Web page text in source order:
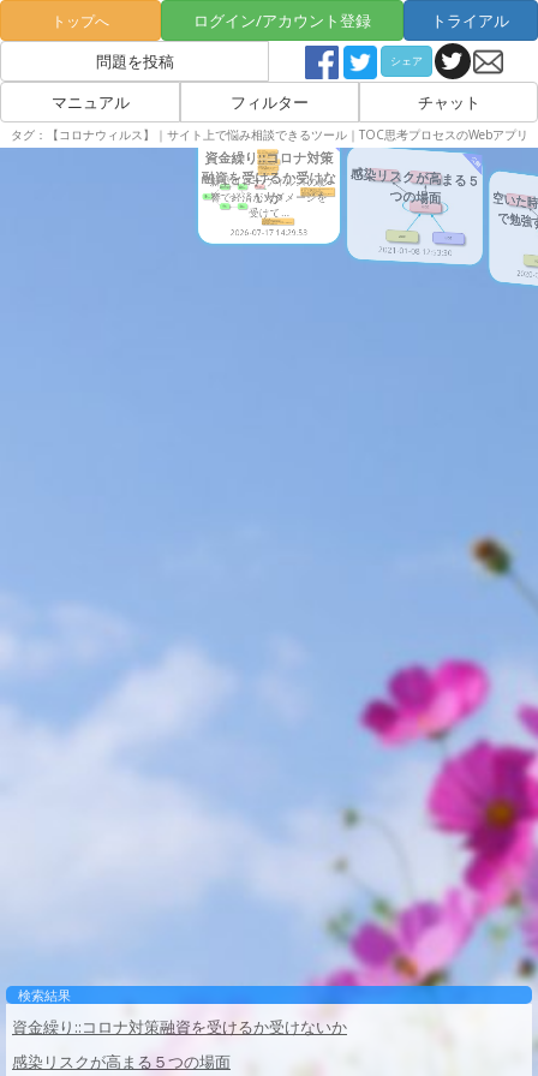
トップへ ログイン/アカウント登録
トライアル
問題を投稿
シェア
マニュアル フィルター チャット
検索結果
資金繰り::コロナ対策融資を受けるか受けないか
感染リスクが高まる５つの場面
タグ：【コロナウィルス】｜サイト上で悩み相談できるツール｜TOC思考プロセスのWebアプリ
資金繰り::コロナ対策
融資を受けるか受けな
いか
新型コロナウィルスの影
響で経済が大ダメージを
受けて...
2026-07-17 14:29:53
公開
感染リスクが高まる５
つの場面
2021-01-08 12:53:30
公開
空いた
で勉強
2020-